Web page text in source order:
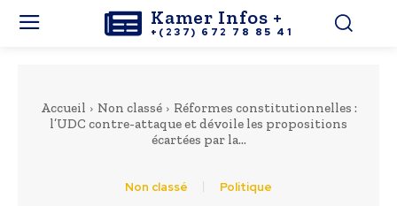
Kamer Infos +
+(237) 672 78 85 41
Accueil Non classé
Réformes constitutionnelles :
l’UDC contre-attaque et dévoile les propositions
écartées par la...
Non classé Politique